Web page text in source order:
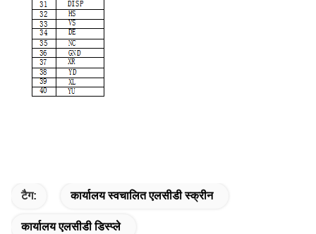
टैग: कार्यालय स्वचालित एलसीडी स्क्रीन
कार्यालय एलसीडी डिस्प्ले